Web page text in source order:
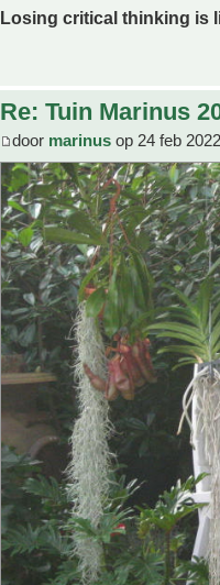
Losing critical thinking is
Re: Tuin Marinus
door marinus op 24 feb